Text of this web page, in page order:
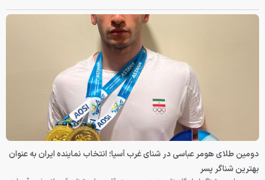
دومین طلای هومر عباسی در شنای غرب آسیا؛ انتخاب نماینده ایران به عنوان
بهترین شناگر پسر